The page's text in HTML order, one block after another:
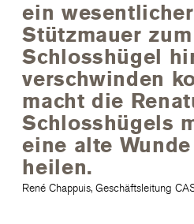
ein
Stützmauer zum
Schlosshügel
verschwinden
macht die
Schlosshügels
eine alte
heilen.
René Chappuis, Geschäftsleitung